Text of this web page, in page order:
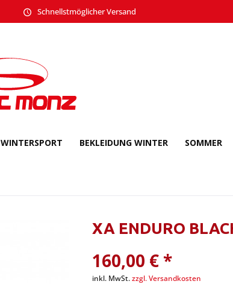
Schnellstmöglicher Versand
WINTERSPORT BEKLEIDUNG WINTER SOMMER
XA ENDURO
160,00 € *
inkl. MwSt.zzgl. Versandkosten